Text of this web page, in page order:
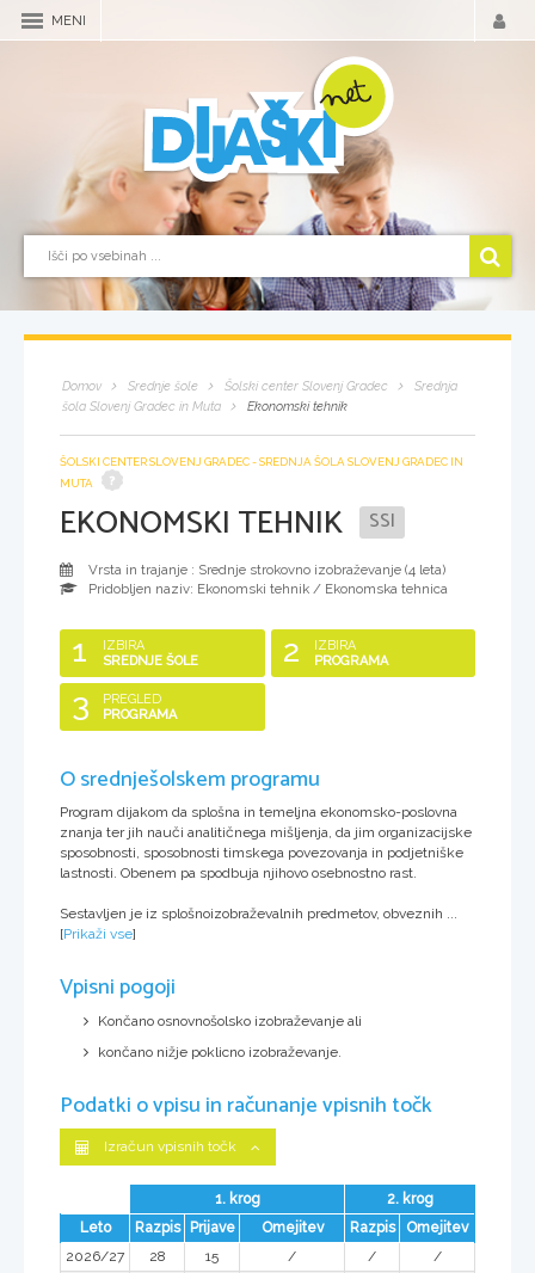
MENI
Domov Srednje šole Šolski center Slovenj Gradec
Srednja
šola Slovenj Gradec in Muta
Ekonomski tehnik
ŠOLSKI CENTER SLOVENJ GRADEC - SREDNJA ŠOLA SLOVENJ GRADEC IN
MUTA
EKONOMSKI TEHNIK SSI
Vrsta in trajanje : Srednje strokovno izobraževanje (4 leta)
Pridobljen naziv: Ekonomski tehnik / Ekonomska tehnica
1
IZBIRA
SREDNJE ŠOLE
2
IZBIRA
PROGRAMA
3
PREGLED
PROGRAMA
O srednješolskem programu
Program dijakom da splošna in temeljna ekonomsko-poslovna
znanja ter jih nauči analitičnega mišljenja, da jim organizacijske
sposobnosti, sposobnosti timskega povezovanja in podjetniške
lastnosti. Obenem pa spodbuja njihovo osebnostno rast.
Sestavljen je iz splošnoizobraževalnih predmetov, obveznih ...
[Prikaži vse]
Vpisni pogoji
Končano osnovnošolsko izobraževanje ali
končano nižje poklicno izobraževanje.
Podatki o vpisu in računanje vpisnih točk
Izračun vpisnih točk
1. krog
2. krog
Leto
Razpis Prijave Omejitev Razpis
Omejitev
2026/27
28 15 / /
/